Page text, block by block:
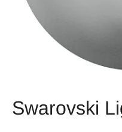
Swarovski